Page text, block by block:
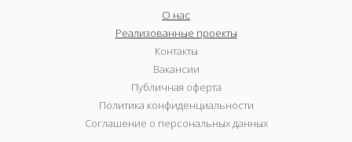
О нас
Реализованные проекты
Контакты
Вакансии
Публичная оферта
Политика конфиденциальности
Соглашение о персональных данных